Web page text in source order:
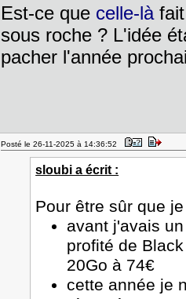
Est-ce que celle-làfait
sous roche ? L'idée
pacher l'année
Posté le 26-11-2025 à 14:36:52
sloubi a écrit :
Pour être sûr que
avant j'avais
profité de
20Go à 74€
cette année je